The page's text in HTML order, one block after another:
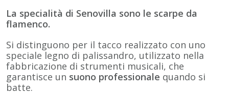
La specialità di Senovilla sono le scarpe da
flamenco.
Si distinguono per il tacco realizzato con uno
speciale legno di palissandro, utilizzato nella
fabbricazione di strumenti musicali, che
garantisce un suono professionale quando si
batte.